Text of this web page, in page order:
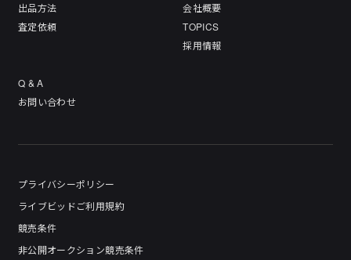
出品方法
査定依頼
会社概要
TOPICS
採用情報
Q & A
お問い合わせ
プライバシーポリシー
ライブビッドご利用規約
競売条件
非公開オークション競売条件